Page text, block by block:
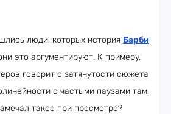
люди, которых история Барби
это аргументируют. К примеру,
говорит о затянутости сюжета
с частыми паузами там,
такое при просмотре?